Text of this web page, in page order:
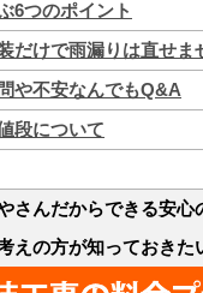
6つのポイント
だけで雨漏りは直せま
や不安なんでもQ&A
段について
さんだからできる安心
えの方が知っておきた